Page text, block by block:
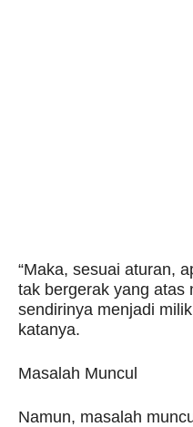
“Maka, sesuai aturan,
tak bergerak yang atas
sendirinya menjadi
katanya.
Masalah Muncul
Namun, masalah